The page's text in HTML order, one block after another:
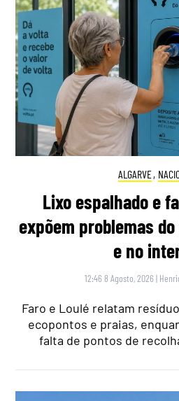
ALGARVE,
Lixo espalhado e
expõem problemas
e no
12:46 8 Agosto, 2026 |
Faro e Loulé relatam
ecopontos e praias,
falta de pontos de